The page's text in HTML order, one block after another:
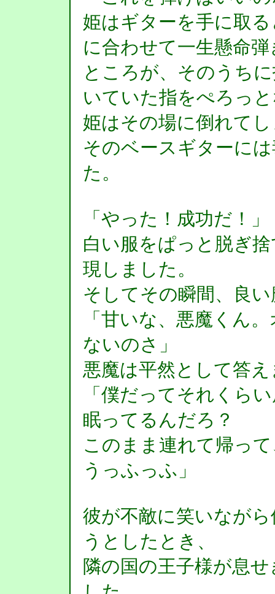
姫はギターを手に取
に合わせて一生懸命
ところが、そのうち
いていた指をぺろっ
姫はその場に倒れて
そのベースギターに
た。
「やった！成功だ！」
白い服をぱっと脱ぎ
現しました。
そしてその瞬間、良
「甘いな、悪魔くん
ないのさ」
悪魔は平然として答
「僕だってそれくら
眠ってるんだろ？
このまま連れて帰っ
うっふっふ」
彼が不敵に笑いなが
うとしたとき、
隣の国の王子様が息